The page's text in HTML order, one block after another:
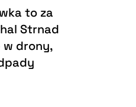
to za
Strnad
drony,